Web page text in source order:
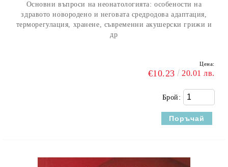
Основни въпроси на неонатологията: особености на
здравото новородено и неговата средродова адаптация,
терморегулация, хранене, съвременни акушерски грижи и
др
Цена:
€10.23 20.01 лв.
Брой: